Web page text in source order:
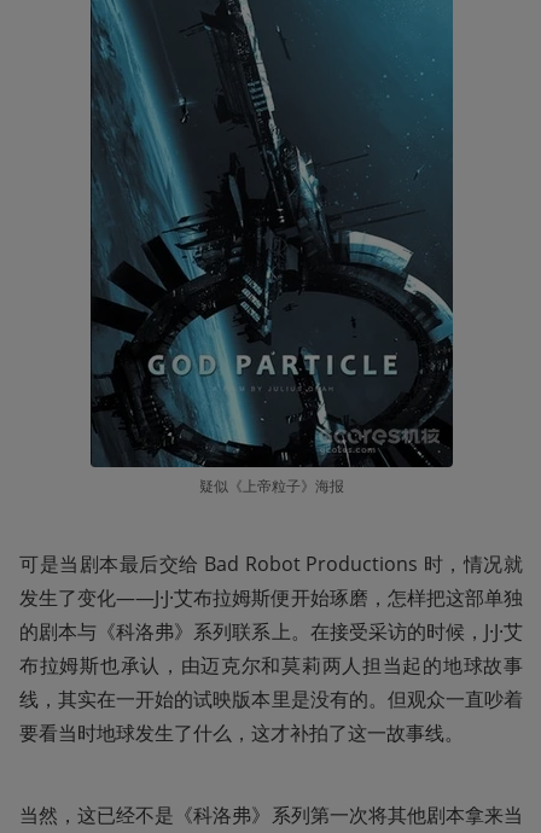
疑似《上帝粒子》海报
可是当剧本最后交给 Bad Robot Productions 时，情况就
发生了变化——J·J·艾布拉姆斯便开始琢磨，怎样把这部单独
的剧本与《科洛弗》系列联系上。在接受采访的时候，J·J·艾
布拉姆斯也承认，由迈克尔和莫莉两人担当起的地球故事
线，其实在一开始的试映版本里是没有的。但观众一直吵着
要看当时地球发生了什么，这才补拍了这一故事线。
当然，这已经不是《科洛弗》系列第一次将其他剧本拿来当